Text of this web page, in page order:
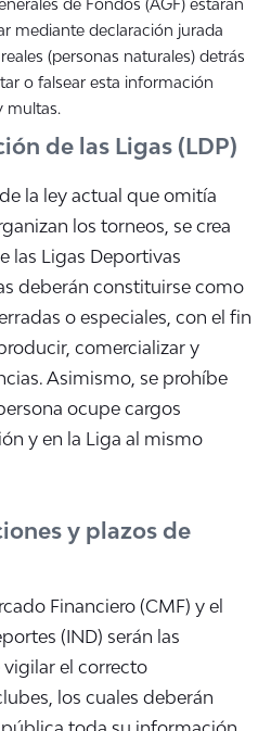
de Fondos (AGF) estarán
mediante declaración jurada
(personas naturales) detrás
o falsear esta información
multas.
de las Ligas (LDP)
la ley actual que omitía
los torneos, se crea
las Ligas Deportivas
deberán constituirse como
o especiales, con el fin
comercializar y
Asimismo, se prohíbe
ocupe cargos
y en la Liga al mismo
y plazos de
Financiero (CMF) y el
(IND) serán las
el correcto
los cuales deberán